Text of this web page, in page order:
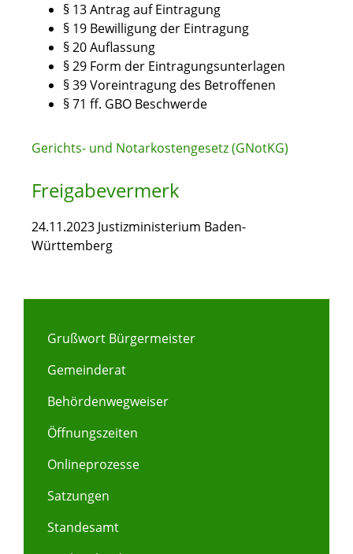
§ 13 Antrag auf Eintragung
§ 19 Bewilligung der Eintragung
§ 20 Auflassung
§ 29 Form der Eintragungsunterlagen
§ 39 Voreintragung des Betroffenen
§ 71 ff. GBO Beschwerde
Gerichts- und Notarkostengesetz (GNotKG)
Freigabevermerk
24.11.2023 Justizministerium Baden-
Württemberg
Grußwort Bürgermeister
Gemeinderat
Behördenwegweiser
Öffnungszeiten
Onlineprozesse
Satzungen
Standesamt